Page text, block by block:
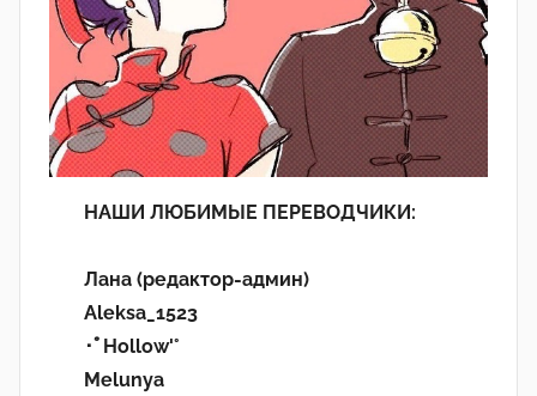
НАШИ ЛЮБИМЫЕ ПЕРЕВОДЧИКИ:
Лана (редактор-админ)
Aleksa_1523
･ﾟHollow'°
Melunya